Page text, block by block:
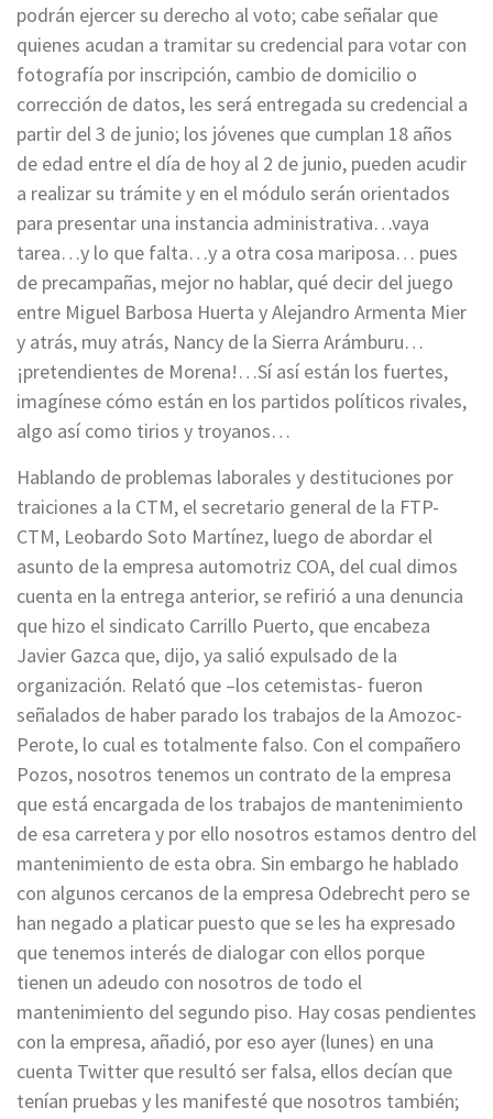
podrán ejercer su derecho al voto; cabe señalar que
quienes acudan a tramitar su credencial para votar con
fotografía por inscripción, cambio de domicilio o
corrección de datos, les será entregada su credencial a
partir del 3 de junio; los jóvenes que cumplan 18 años
de edad entre el día de hoy al 2 de junio, pueden acudir
a realizar su trámite y en el módulo serán orientados
para presentar una instancia administrativa…vaya
tarea…y lo que falta…y a otra cosa mariposa… pues
de precampañas, mejor no hablar, qué decir del juego
entre Miguel Barbosa Huerta y Alejandro Armenta Mier
y atrás, muy atrás, Nancy de la Sierra Arámburu…
¡pretendientes de Morena!…Sí así están los fuertes,
imagínese cómo están en los partidos políticos rivales,
algo así como tirios y troyanos…
Hablando de problemas laborales y destituciones por
traiciones a la CTM, el secretario general de la FTP-
CTM, Leobardo Soto Martínez, luego de abordar el
asunto de la empresa automotriz COA, del cual dimos
cuenta en la entrega anterior, se refirió a una denuncia
que hizo el sindicato Carrillo Puerto, que encabeza
Javier Gazca que, dijo, ya salió expulsado de la
organización. Relató que –los cetemistas- fueron
señalados de haber parado los trabajos de la Amozoc-
Perote, lo cual es totalmente falso. Con el compañero
Pozos, nosotros tenemos un contrato de la empresa
que está encargada de los trabajos de mantenimiento
de esa carretera y por ello nosotros estamos dentro del
mantenimiento de esta obra. Sin embargo he hablado
con algunos cercanos de la empresa Odebrecht pero se
han negado a platicar puesto que se les ha expresado
que tenemos interés de dialogar con ellos porque
tienen un adeudo con nosotros de todo el
mantenimiento del segundo piso. Hay cosas pendientes
con la empresa, añadió, por eso ayer (lunes) en una
cuenta Twitter que resultó ser falsa, ellos decían que
tenían pruebas y les manifesté que nosotros también;